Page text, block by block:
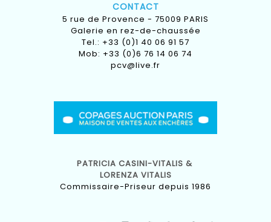
CONTACT
5 rue de Provence - 75009 PARIS
Galerie en rez-de-chaussée
Tel.: +33 (0)1 40 06 91 57
Mob: +33 (0)6 76 14 06 74
pcv@live.fr
PATRICIA CASINI-VITALIS &
LORENZA VITALIS
Commissaire-Priseur depuis 1986